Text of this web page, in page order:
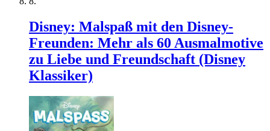
Disney: Malspaß mit den Disney-
Freunden: Mehr als 60 Ausmalmotive
zu Liebe und Freundschaft (Disney
Klassiker)